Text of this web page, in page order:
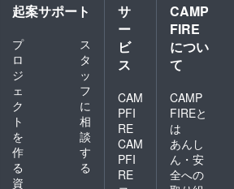
起案サポート
プ
ロ
ジ
ェ
ク
ト
を
作
る
ス
タ
ッ
フ
に
相
談
す
る
資
サ
ー
ビ
ス
CAM
PFI
RE
CAM
PFI
RE
CAMP
FIRE
につい
て
CAMP
FIREと
は
あんし
ん・安
全への